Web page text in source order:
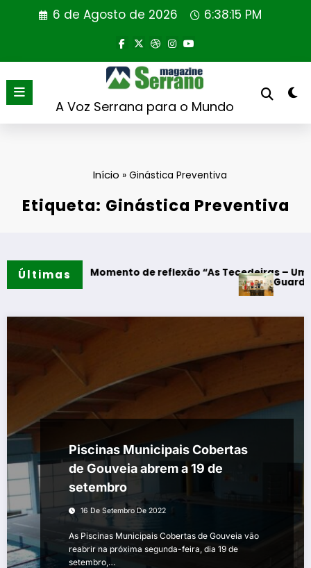
6 de Agosto de 2026 6:38:15 PM
A Voz Serrana para o Mundo
Início »Ginástica Preventiva
Etiqueta: Ginástica Preventiva
Últimas
– Momento de reflexão “As Tecedeiras – Uma Questão
Guarda –
Piscinas Municipais Cobertas
de Gouveia abrem a 19 de
setembro
16 De Setembro De 2022
As Piscinas Municipais Cobertas de Gouveia vão
reabrir na próxima segunda-feira, dia 19 de
setembro,…